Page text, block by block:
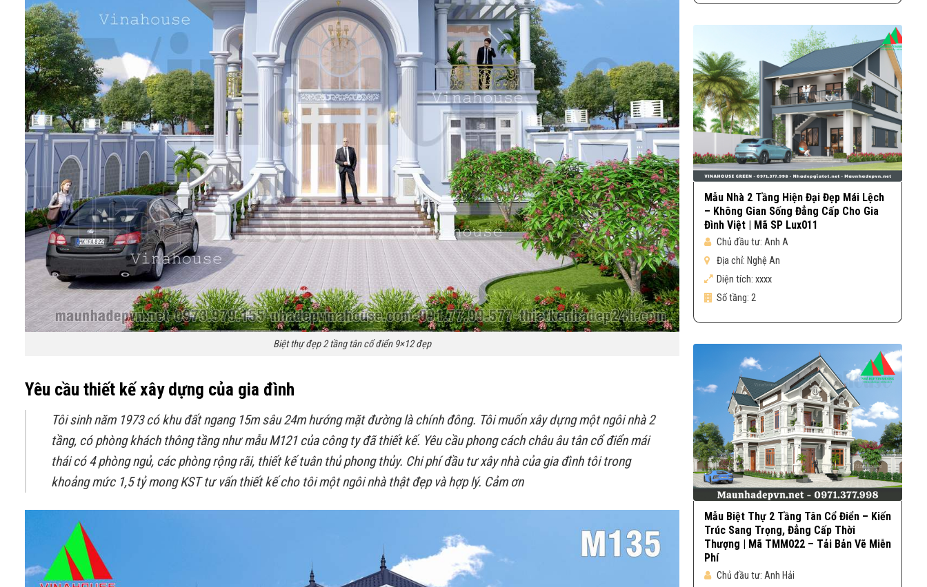
Biệt thự đẹp 2 tầng tân cổ điển 9×12 đẹp
Yêu cầu thiết kế xây dựng của gia đình
Tôi sinh năm 1973 có khu đất ngang 15m sâu 24m hướng mặt đường là chính đông. Tôi muốn xây dựng một ngôi nhà 2
tầng, có phòng khách thông tầng như mẫu M121 của công ty đã thiết kế. Yêu cầu phong cách châu âu tân cổ điển mái
thái có 4 phòng ngủ, các phòng rộng rãi, thiết kế tuân thủ phong thủy. Chi phí đầu tư xây nhà của gia đình tôi trong
khoảng mức 1,5 tỷ mong KST tư vấn thiết kế cho tôi một ngôi nhà thật đẹp và hợp lý. Cảm ơn
Mẫu Nhà 2 Tầng Hiện Đại Đẹp Mái Lệch
– Không Gian Sống Đẳng Cấp Cho Gia
Đình Việt | Mã SP Lux011
Chủ đầu tư: Anh A
Địa chỉ: Nghệ An
Diện tích: xxxx
Số tầng: 2
Mẫu Biệt Thự 2 Tầng Tân Cổ Điển – Kiến
Trúc Sang Trọng, Đẳng Cấp Thời
Thượng | Mã TMM022 – Tải Bản Vẽ Miễn
Phí
Chủ đầu tư: Anh Hải